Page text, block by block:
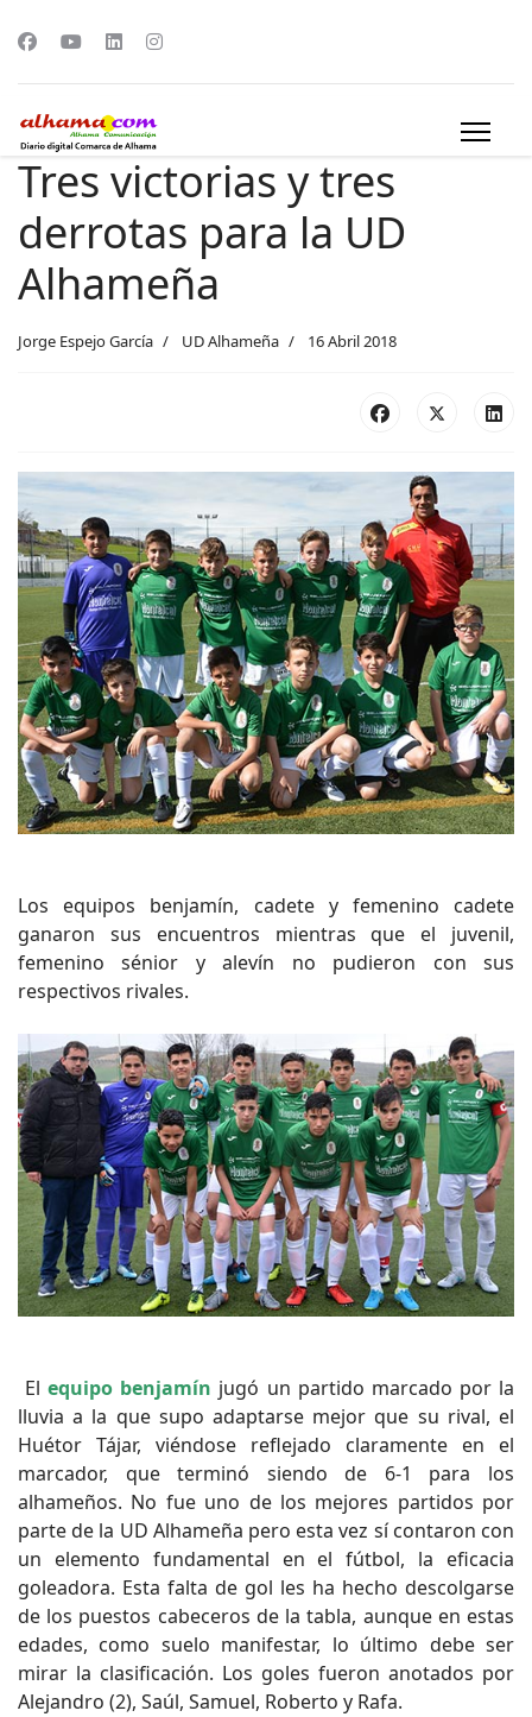
Tres victorias y tres
derrotas para la UD
Alhameña
Jorge Espejo García UD Alhameña 16 Abril 2018
Los equipos benjamín, cadete y femenino cadete
ganaron sus encuentros mientras que el juvenil,
femenino sénior y alevín no pudieron con sus
respectivos rivales.
Elequipo benjamín jugó un partido marcado por la
lluvia a la que supo adaptarse mejor que su rival, el
Huétor Tájar, viéndose reflejado claramente en el
marcador, que terminó siendo de 6-1 para los
alhameños. No fue uno de los mejores partidos por
parte de la UD Alhameña pero esta vez sí contaron con
un elemento fundamental en el fútbol, la eficacia
goleadora. Esta falta de gol les ha hecho descolgarse
de los puestos cabeceros de la tabla, aunque en estas
edades, como suelo manifestar, lo último debe ser
mirar la clasificación. Los goles fueron anotados por
Alejandro (2), Saúl, Samuel, Roberto y Rafa.